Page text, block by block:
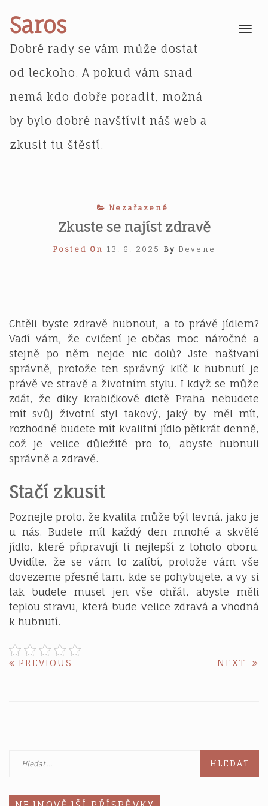
content
Saros
Dobré rady se vám může dostat
od leckoho. A pokud vám snad
nemá kdo dobře poradit, možná
by bylo dobré navštívit náš web a
zkusit tu štěstí.
Toggle
Nezařazené
Zkuste se najíst zdravě
Posted On 13. 6. 2025 By Devene
Chtěli byste zdravě hubnout, a to právě jídlem?
Vadí vám, že cvičení je občas moc náročné a
stejně po něm nejde nic dolů? Jste naštvaní
správně, protože ten správný klíč k hubnutí je
právě ve stravě a životním stylu. I když se může
zdát, že díky krabičkové dietě Praha nebudete
mít svůj životní styl takový, jaký by měl mít,
rozhodně budete mít kvalitní jídlo pětkrát denně,
což je velice důležité pro to, abyste hubnuli
správně a zdravě.
Stačí zkusit
Poznejte proto, že kvalita může být levná, jako je
u nás. Budete mít každý den mnohé a skvělé
jídlo, které připravují ti nejlepší z tohoto oboru.
Uvidíte, že se vám to zalíbí, protože vám vše
dovezeme přesně tam, kde se pohybujete, a vy si
tak budete muset jen vše ohřát, abyste měli
teplou stravu, která bude velice zdravá a vhodná
k hubnutí.
Navigace
PREVIOUS NEXT